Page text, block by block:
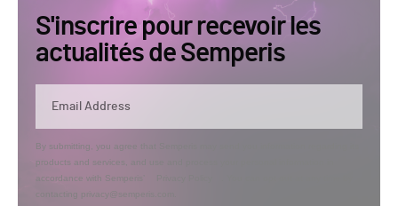
S'inscrire pour recevoir les
actualités de Semperis
By submitting, you agree that Semperis may send you information regarding its
products and services, and use and process your personal information in
accordance with Semperis’
contacting privacy@semperis.com.